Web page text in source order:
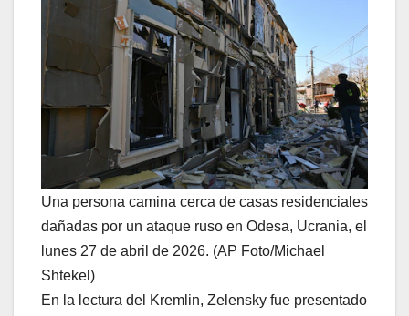
Una persona camina cerca de casas residenciales
dañadas por un ataque ruso en Odesa, Ucrania, el
lunes 27 de abril de 2026. (AP Foto/Michael
Shtekel)
En la lectura del Kremlin, Zelensky fue presentado